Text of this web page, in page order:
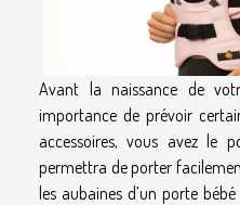
Avant la naissance de
importance de prévoir
accessoires, vous avez le
permettra de porter
les aubaines d’un porte